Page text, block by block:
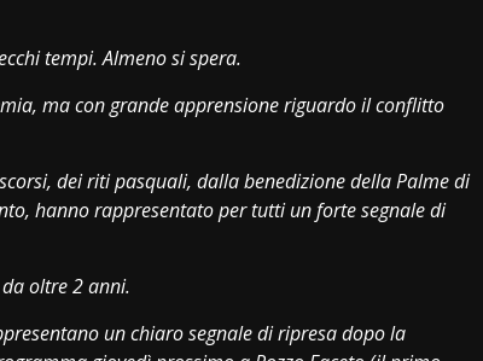
tempi. Almeno si spera.
ma con grande apprensione riguardo il conflitto
dei riti pasquali, dalla benedizione della Palme di
hanno rappresentato per tutti un forte segnale di
oltre 2 anni.
un chiaro segnale di ripresa dopo la